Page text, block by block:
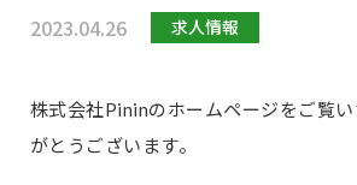
2023.04.26 求人情報
株式会社Pininのホームページをご覧い
がとうございます。